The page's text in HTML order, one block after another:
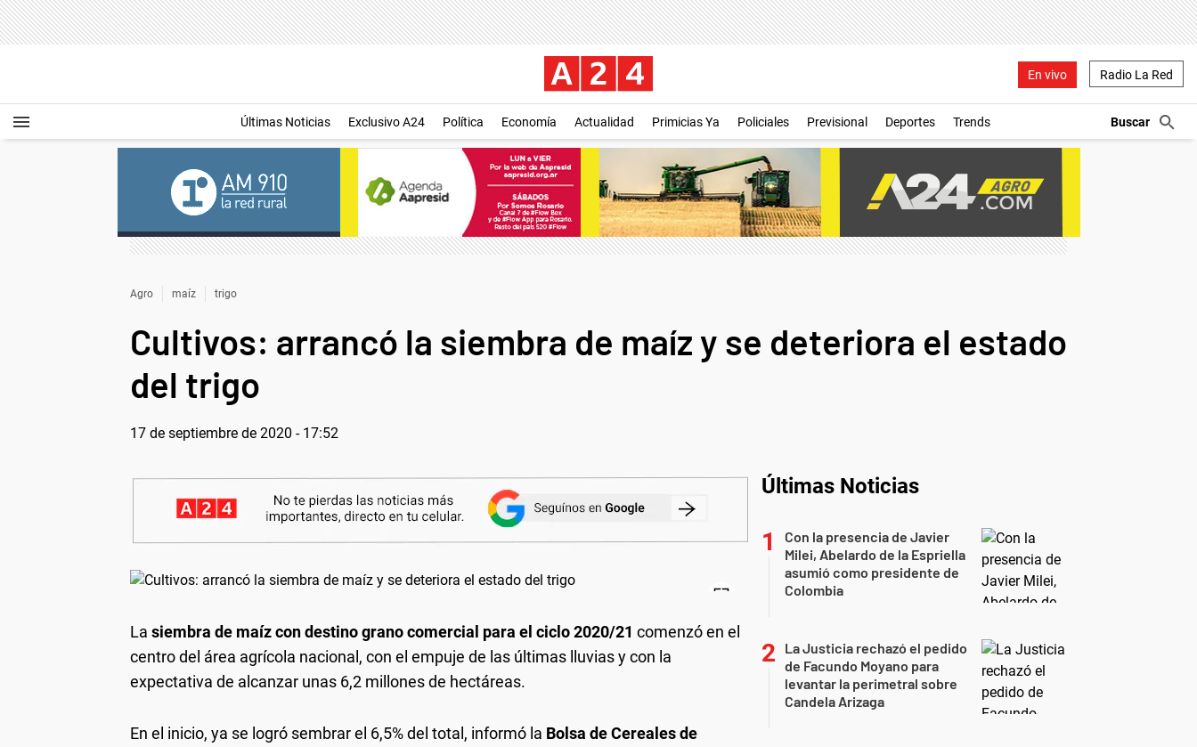
En vivo Radio La Red
Últimas Noticias Exclusivo A24 Política Economía Actualidad Primicias Ya Policiales Previsional Deportes Trends
Agro maíz trigo
Cultivos: arrancó la siembra de maíz y se deteriora el estado
del trigo
17 de septiembre de 2020 - 17:52
La siembra de maíz con destino grano comercial para el ciclo 2020/21 comenzó en el
centro del área agrícola nacional, con el empuje de las últimas lluvias y con la
expectativa de alcanzar unas 6,2 millones de hectáreas.
En el inicio, ya se logró sembrar el 6,5% del total, informó la Bolsa de Cereales de
Últimas Noticias
Con la presencia de Javier
Milei, Abelardo de la Espriella
asumió como presidente de
Colombia
La Justicia rechazó el pedido
de Facundo Moyano para
levantar la perimetral sobre
Candela Arizaga